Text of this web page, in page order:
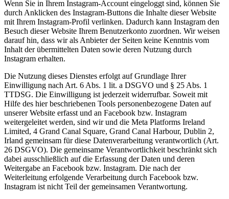
Wenn Sie in Ihrem Instagram-Account eingeloggt sind, können Sie
durch Anklicken des Instagram-Buttons die Inhalte dieser Website
mit Ihrem Instagram-Profil verlinken. Dadurch kann Instagram den
Besuch dieser Website Ihrem Benutzerkonto zuordnen. Wir weisen
darauf hin, dass wir als Anbieter der Seiten keine Kenntnis vom
Inhalt der übermittelten Daten sowie deren Nutzung durch
Instagram erhalten.
Die Nutzung dieses Dienstes erfolgt auf Grundlage Ihrer
Einwilligung nach Art. 6 Abs. 1 lit. a DSGVO und § 25 Abs. 1
TTDSG. Die Einwilligung ist jederzeit widerrufbar. Soweit mit
Hilfe des hier beschriebenen Tools personenbezogene Daten auf
unserer Website erfasst und an Facebook bzw. Instagram
weitergeleitet werden, sind wir und die Meta Platforms Ireland
Limited, 4 Grand Canal Square, Grand Canal Harbour, Dublin 2,
Irland gemeinsam für diese Datenverarbeitung verantwortlich (Art.
26 DSGVO). Die gemeinsame Verantwortlichkeit beschränkt sich
dabei ausschließlich auf die Erfassung der Daten und deren
Weitergabe an Facebook bzw. Instagram. Die nach der
Weiterleitung erfolgende Verarbeitung durch Facebook bzw.
Instagram ist nicht Teil der gemeinsamen Verantwortung.